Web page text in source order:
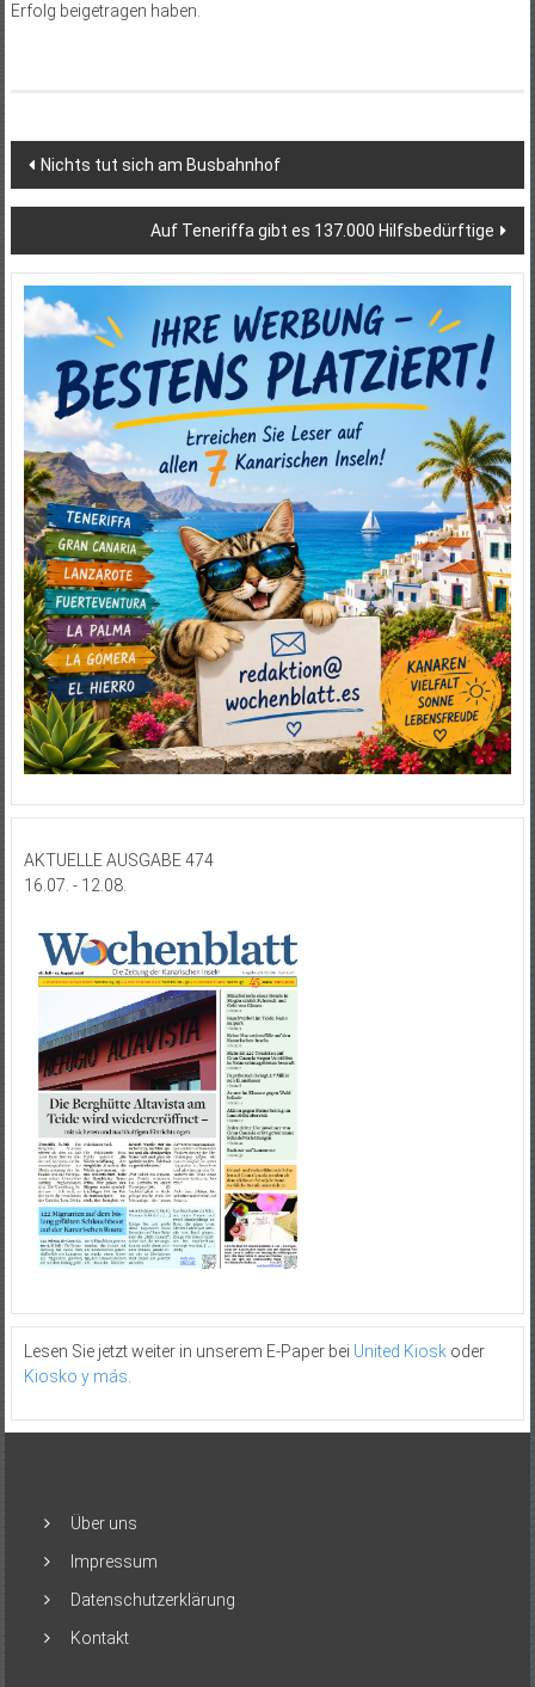
Erfolg beigetragen haben.
Beitragsnavigation
Nichts tut sich am Busbahnhof
Auf Teneriffa gibt es 137.000 Hilfsbedürftige
AKTUELLE AUSGABE 474
16.07. - 12.08.
Lesen Sie jetzt weiter in unserem E-Paper bei United Kioskoder
Kiosko y más.
Über uns
Impressum
Datenschutzerklärung
Kontakt